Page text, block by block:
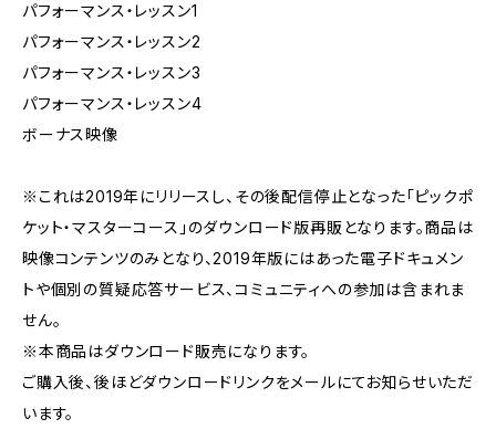
パフォーマンス・レッスン1
パフォーマンス・レッスン2
パフォーマンス・レッスン3
パフォーマンス・レッスン4
ボーナス映像
※これは2019年にリリースし、その後配信停止となった「ピックポ
ケット・マスターコース」のダウンロード版再販となります。商品は
映像コンテンツのみとなり、2019年版にはあった電子ドキュメン
トや個別の質疑応答サービス、コミュニティへの参加は含まれま
せん。
※本商品はダウンロード販売になります。
ご購入後、後ほどダウンロードリンクをメールにてお知らせいただ
います。